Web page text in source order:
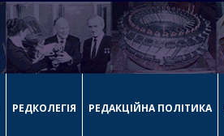
РЕДКОЛЕГІЯ РЕДАКЦІЙНА ПОЛІТИКА